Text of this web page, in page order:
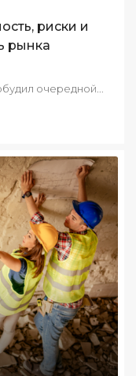
риски и
рынка
очередной...